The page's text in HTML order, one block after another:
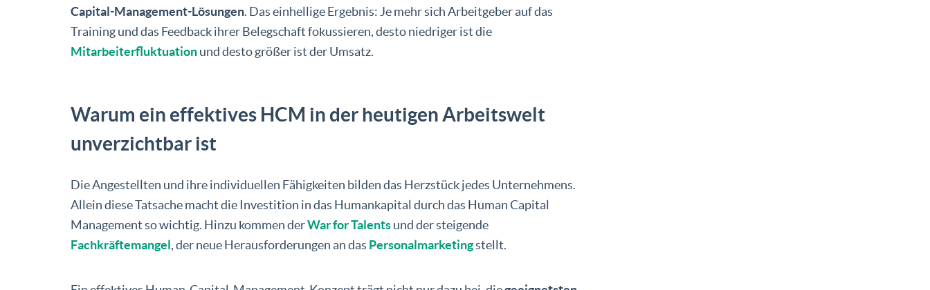
Capital-Management-Lösungen. Das einhellige Ergebnis: Je mehr sich Arbeitgeber auf das
Training und das Feedback ihrer Belegschaft fokussieren, desto niedriger ist die
Mitarbeiterfluktuationund desto größer ist der Umsatz.
Warum ein effektives HCM in der heutigen Arbeitswelt
unverzichtbar ist
Die Angestellten und ihre individuellen Fähigkeiten bilden das Herzstück jedes Unternehmens.
Allein diese Tatsache macht die Investition in das Humankapital durch das Human Capital
Management so wichtig. Hinzu kommen derWar for Talentsund der steigende
Fachkräftemangel, der neue Herausforderungen an das Personalmarketingstellt.